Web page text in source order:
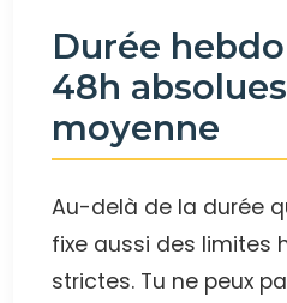
Durée
48h
moyenne
Au-delà de la durée
fixe aussi des limites
strictes. Tu ne peux